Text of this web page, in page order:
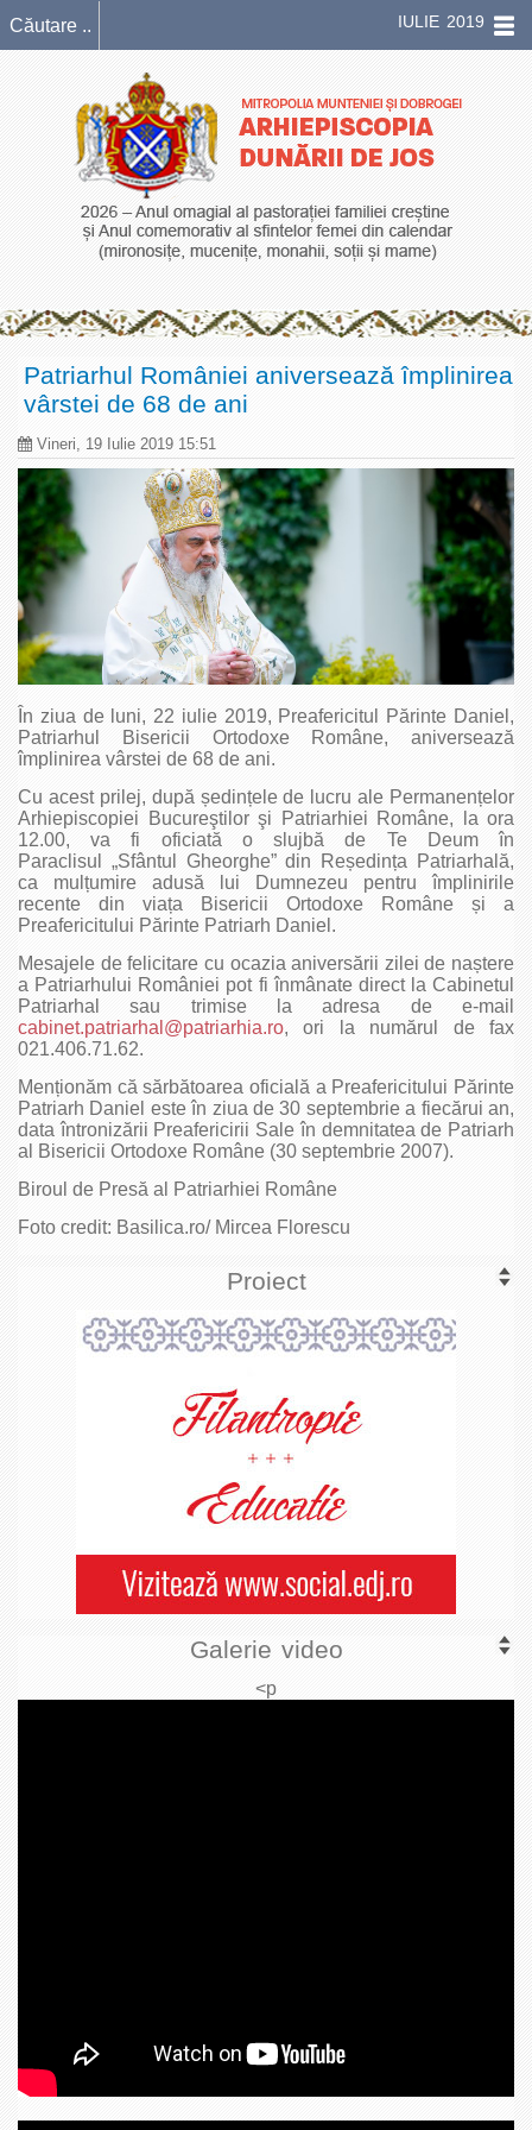
IULIE 2019
Patriarhul României aniversează împlinirea
vârstei de 68 de ani
Vineri, 19 Iulie 2019 15:51
În ziua de luni, 22 iulie 2019, Preafericitul Părinte Daniel,
Patriarhul Bisericii Ortodoxe Române, aniversează
împlinirea vârstei de 68 de ani.
Cu acest prilej, după ședințele de lucru ale Permanențelor
Arhiepiscopiei Bucureştilor şi Patriarhiei Române, la ora
12.00, va fi oficiată o slujbă de Te Deum în
Paraclisul „Sfântul Gheorghe” din Reședința Patriarhală,
ca mulțumire adusă lui Dumnezeu pentru împlinirile
recente din viața Bisericii Ortodoxe Române și a
Preafericitului Părinte Patriarh Daniel.
Mesajele de felicitare cu ocazia aniversării zilei de naștere
a Patriarhului României pot fi înmânate direct la Cabinetul
Patriarhal sau trimise la adresa de e-mail
cabinet.patriarhal@patriarhia.ro, ori la numărul de fax
021.406.71.62.
Menționăm că sărbătoarea oficială a Preafericitului Părinte
Patriarh Daniel este în ziua de 30 septembrie a fiecărui an,
data întronizării Preafericirii Sale în demnitatea de Patriarh
al Bisericii Ortodoxe Române (30 septembrie 2007).
Biroul de Presă al Patriarhiei Române
Foto credit: Basilica.ro/ Mircea Florescu
Proiect
Galerie video
<p